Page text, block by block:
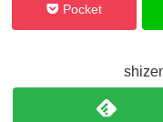
Pocket